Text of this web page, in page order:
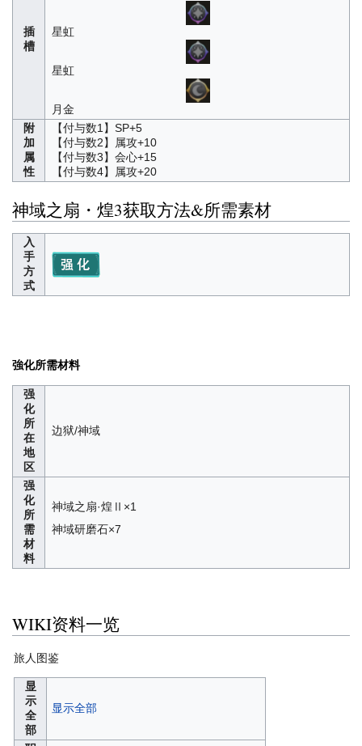
插
槽
星虹
星虹
月金
附
加
属
性
【付与数1】SP+5
【付与数2】属攻+10
【付与数3】会心+15
【付与数4】属攻+20
神域之扇・煌3获取方法&所需素材
入
手
方
式
強化所需材料
强
化
所
在
地
区
边狱/神域
强
化
所
需
材
料
神域之扇·煌Ⅱ×1
神域研磨石×7
WIKI资料一览
旅人图鉴
显
示
全
部
显示全部